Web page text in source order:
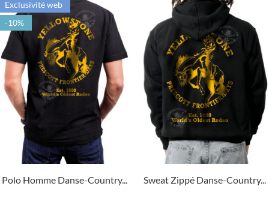
Polo Homme Danse-Country...
Exclusivité web
-10%
Sweat Zippé Danse-Country...